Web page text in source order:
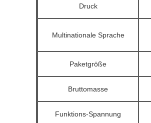
Druck
Multinationale Sprache
Paketgröße
Bruttomasse
Funktions-Spannung